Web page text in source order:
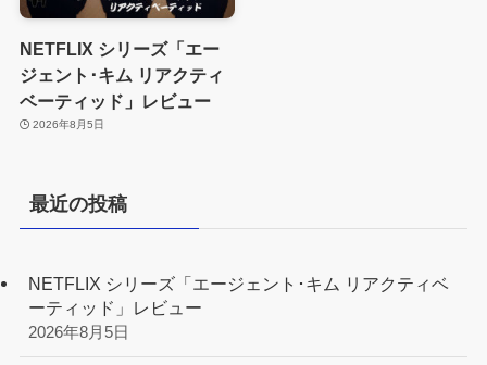
NETFLIX シリーズ「エー
ジェント･キム リアクティ
ベーティッド」レビュー
2026年8月5日
最近の投稿
NETFLIX シリーズ「エージェント･キム リアクティベ
ーティッド」レビュー
2026年8月5日